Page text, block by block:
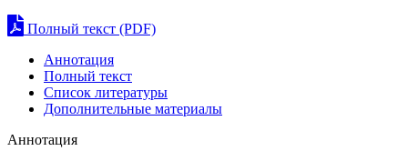
Полный текст (PDF)
Аннотация
Полный текст
Список литературы
Дополнительные материалы
Аннотация